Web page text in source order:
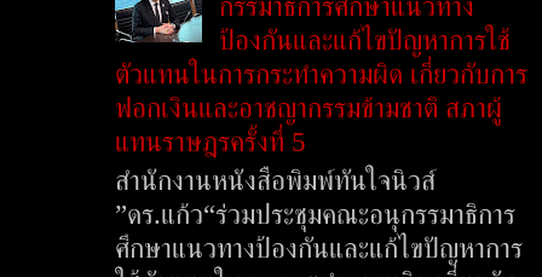
ป้องกันและแก้ไขปัญหาการใช้
ตัวแทนในการกระทำความผิด เกี่ยวกับการ
ฟอกเงินและอาชญากรรมข้ามชาติ สภาผู้
แทนราษฎรครั้งที่ 5
สำนักงานหนังสือพิมพ์ทันใจนิวส์
”ดร.แก้ว“ร่วมประชุมคณะอนุกรรมาธิการ
ศึกษาแนวทางป้องกันและแก้ไขปัญหาการ